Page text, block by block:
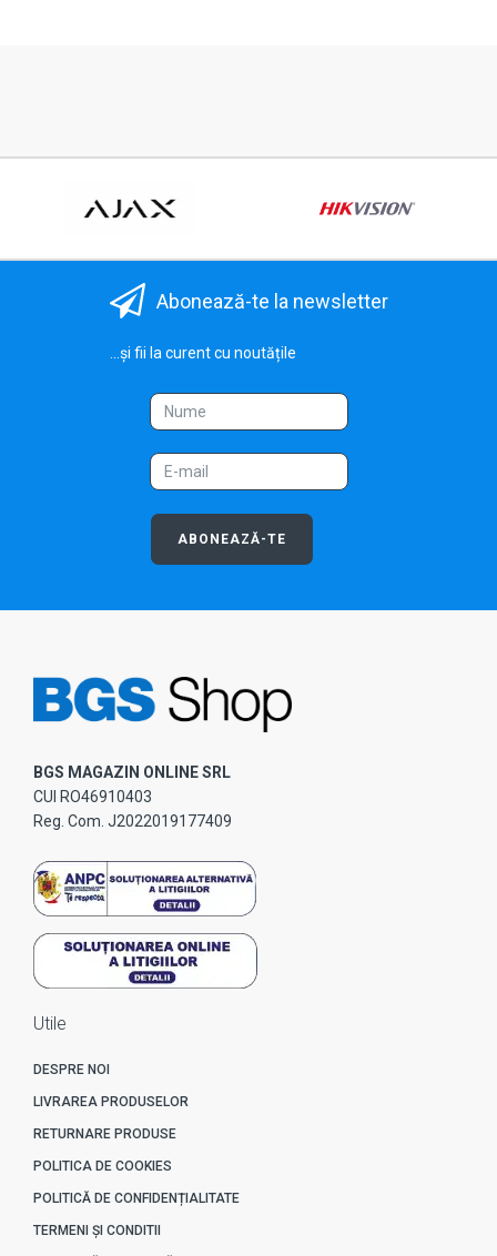
Abonează-te la newsletter
...și fii la curent cu noutățile
ABONEAZĂ-TE
BGS MAGAZIN ONLINE SRL
CUI RO46910403
Reg. Com. J2022019177409
Utile
DESPRE NOI
LIVRAREA PRODUSELOR
RETURNARE PRODUSE
POLITICA DE COOKIES
POLITICĂ DE CONFIDENȚIALITATE
TERMENI ȘI CONDITII